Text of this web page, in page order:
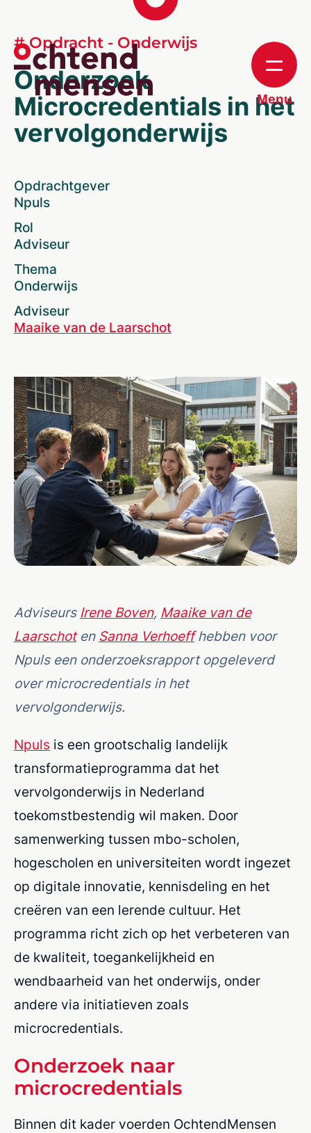
Menu
# Opdracht - Onderwijs
Onderzoek
Microcredentials in het
vervolgonderwijs
Opdrachtgever
Npuls
Rol
Adviseur
Thema
Onderwijs
Adviseur
Maaike van de Laarschot
Adviseurs Irene Boven, Maaike van de
Laarschoten Sanna Verhoeffhebben voor
Npuls een onderzoeksrapport opgeleverd
over microcredentials in het
vervolgonderwijs.
Npuls is een grootschalig landelijk
transformatieprogramma dat het
vervolgonderwijs in Nederland
toekomstbestendig wil maken. Door
samenwerking tussen mbo-scholen,
hogescholen en universiteiten wordt ingezet
op digitale innovatie, kennisdeling en het
creëren van een lerende cultuur. Het
programma richt zich op het verbeteren van
de kwaliteit, toegankelijkheid en
wendbaarheid van het onderwijs, onder
andere via initiatieven zoals
microcredentials.
Onderzoek naar
microcredentials
Binnen dit kader voerden OchtendMensen